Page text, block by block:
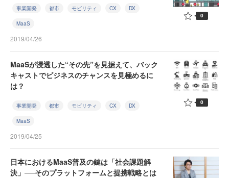
事業開発 都市 モビリティ CX DX
MaaS
2019/04/26
0
MaaSが浸透した“その先”を見据えて、バック
キャストでビジネスのチャンスを見極めるに
は？
事業開発 都市 モビリティ CX DX
MaaS
2019/04/25
0
日本におけるMaaS普及の鍵は「社会課題解
決」──そのプラットフォームと提携戦略とは